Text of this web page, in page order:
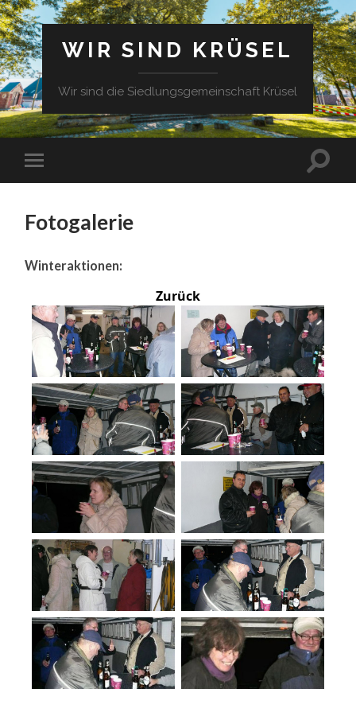
WIR SIND KRÜSEL
Wir sind die Siedlungsgemeinschaft Krüsel
Fotogalerie
Winteraktionen:
Zurück